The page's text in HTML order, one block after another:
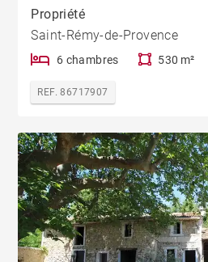
Propriété
Saint-Rémy-de-Provence
6 chambres 530 m²
REF. 86717907